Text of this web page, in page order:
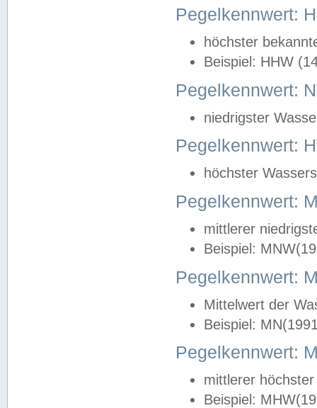
Pegelkennwert:
höchster
Beispiel: HHW
Pegelkennwert:
niedrigster
Pegelkennwert:
höchster
Pegelkennwert:
mittlerer
Beispiel:
Pegelkennwert:
Mittelwert der
Beispiel:
Pegelkennwert:
mittlerer
Beispiel: